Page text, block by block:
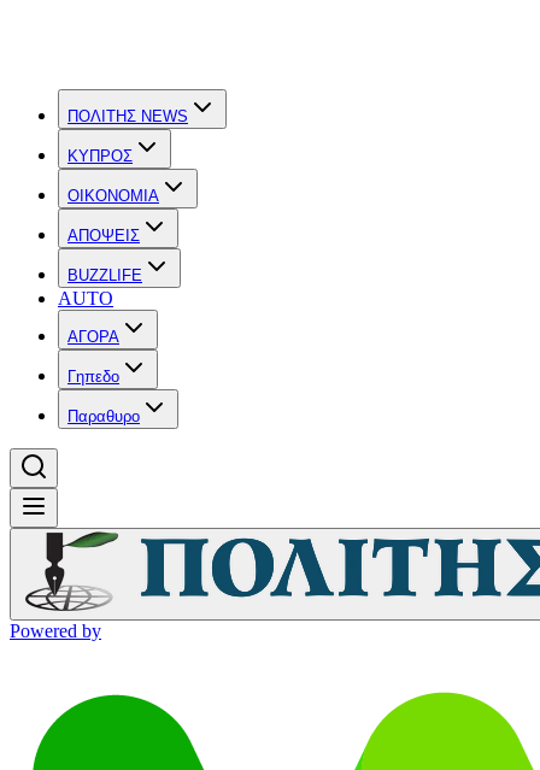
ΠΟΛΙΤΗΣ NEWS
ΚΥΠΡΟΣ
OIKONOMIA
ΑΠΟΨΕΙΣ
BUZZLIFE
AUTO
ΑΓΟΡΑ
Γηπεδο
Παραθυρο
Powered by